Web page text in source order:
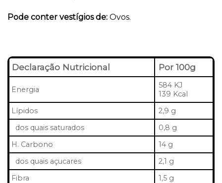
Pode conter vestígios de: Ovos.
Declaração Nutricional Por 100g
Energia
584 KJ
139 Kcal
Lípidos
2,9 g
dos quais saturados
0,8 g
H. Carbono
14 g
dos quais açucares
2,1 g
Fibra
1,5 g